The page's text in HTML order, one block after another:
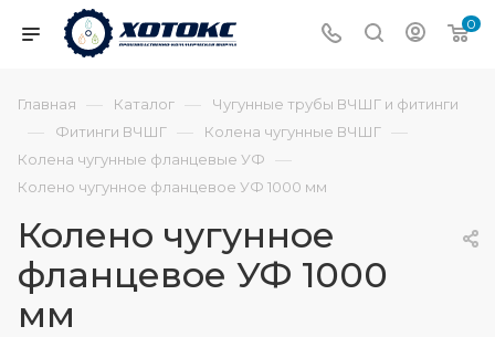
0
Главная — Каталог — Чугунные трубы ВЧШГ и фитинги
— Фитинги ВЧШГ — Колена чугунные ВЧШГ —
Колена чугунные фланцевые УФ —
Колено чугунное фланцевое УФ 1000 мм
Колено чугунное
фланцевое УФ 1000
мм